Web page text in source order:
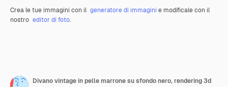
Crea le tue immagini con il generatore di immagini e modificale con il
nostro editor di foto.
Divano vintage in pelle marrone su sfondo nero, rendering 3d